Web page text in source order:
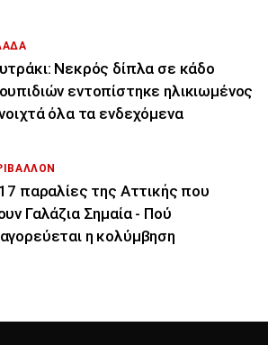
Νεκρός δίπλα σε κάδο
εντοπίστηκε ηλικιωμένος
όλα τα ενδεχόμενα
παραλίες της Αττικής που
Γαλάζια Σημαία - Πού
η κολύμβηση